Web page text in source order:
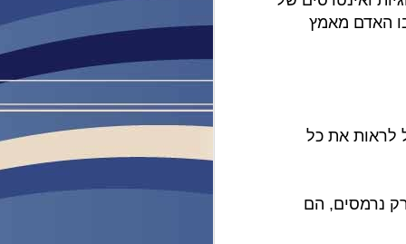
האדם מאמץ
לראות את כל
נרמסים, הם
אישור